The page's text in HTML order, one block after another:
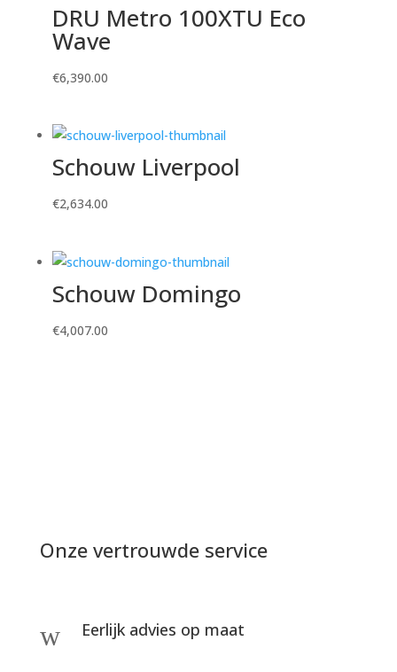
DRU Metro 100XTU Eco
Wave
€6,390.00
Schouw Liverpool
€2,634.00
Schouw Domingo
€4,007.00
Onze vertrouwde service
w Eerlijk advies op maat